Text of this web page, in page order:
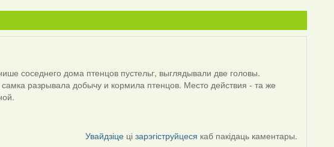
соседнего дома птенцов пустельг, выглядывали две головы.
разрывала добычу и кормила птенцов. Место действия - та же
Увайдзіце цізарэгіструйцеся каб пакідаць каментары.